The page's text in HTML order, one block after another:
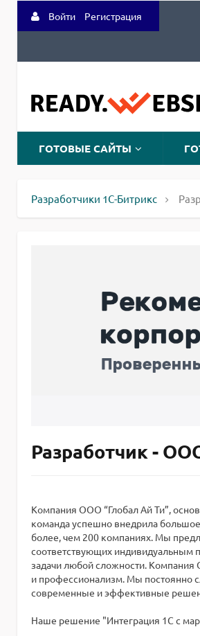
Войти Регистрация
ГОТОВЫЕ САЙТЫ
Разработчики 1С-Битрикс
Разработчик -
Компания ООО “Глобал Ай Ти”,
команда успешно внедрила
более, чем 200 компаниях. Мы
соответствующих индивидуальным
задачи любой сложности.
и профессионализм. Мы постоянно
современные и эффективные
Наше решение "Интеграция 1С с